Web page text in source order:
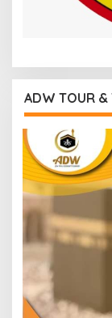
ADW TOUR &